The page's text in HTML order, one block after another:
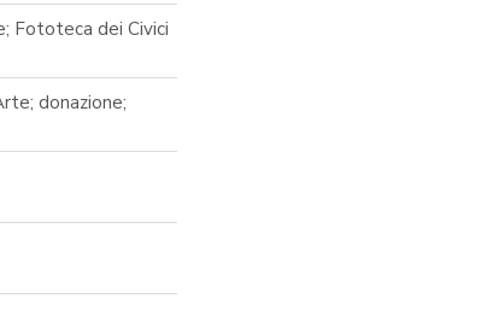
Fototeca dei Civici
donazione;